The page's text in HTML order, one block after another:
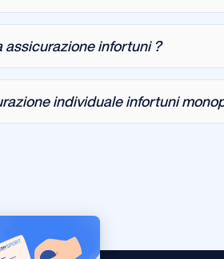
assicurazione infortuni ?
individuale infortuni